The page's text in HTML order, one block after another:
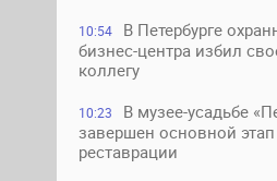
10:54
В Петербурге
бизнес-центра избил
коллегу
10:23
В музее-усадьбе
завершен основной этап
реставрации